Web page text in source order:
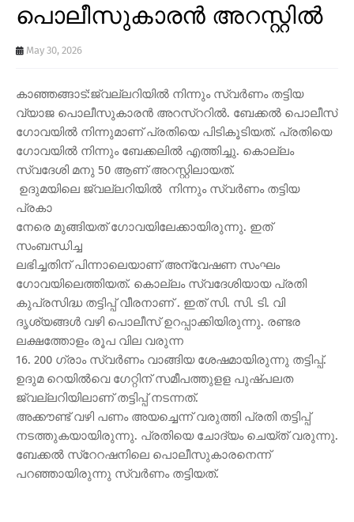
പൊലീസുകാരൻ അറസ്റ്റിൽ
May 30, 2026
കാഞ്ഞങ്ങാട്:ജ്വല്ലറിയിൽ നിന്നും സ്വർണം തട്ടിയ
വ്യാജ പൊലീസുകാരൻ അറസ്ററിൽ. ബേക്കൽ പൊലീസ്
ഗോവയിൽ നിന്നുമാണ് പ്രതിയെ പിടികൂടിയത്. പ്രതിയെ
ഗോവയിൽ നിന്നും ബേക്കലിൽ എത്തിച്ചു. കൊല്ലം
സ്വദേശി മനു 50 ആണ് അറസ്റ്റിലായത്.
ഉദുമയിലെ ജ്വല്ലറിയിൽ നിന്നും സ്വർണം തട്ടിയ
പ്രകാ
നേരെ മുങ്ങിയത് ഗോവയിലേക്കായിരുന്നു. ഇത്
സംബന്ധിച്ച
ലഭിച്ചതിന് പിന്നാലെയാണ് അന്വേഷണ സംഘം
ഗോവയിലെത്തിയത്. കൊല്ലം സ്വദേശിയായ പ്രതി
കുപ്രസിദ്ധ തട്ടിപ്പ് വീരനാണ് . ഇത് സി. സി. ടി. വി
ദൃശ്യങ്ങൾ വഴി പൊലീസ് ഉറപ്പാക്കിയിരുന്നു. രണ്ടര
ലക്ഷത്തോളം രൂപ വില വരുന്ന
16. 200 ഗ്രാം സ്വർണം വാങ്ങിയ ശേഷമായിരുന്നു തട്ടിപ്പ്.
ഉദുമ റെയിൽവെ ഗേറ്റിന് സമീപത്തുളള പുഷ്പലത
ജ്വല്ലറിയിലാണ് തട്ടിപ്പ് നടന്നത്.
അക്കൗണ്ട് വഴി പണം അയച്ചെന്ന് വരുത്തി പ്രതി തട്ടിപ്പ്
നടത്തുകയായിരുന്നു. പ്രതിയെ ചോദ്യം ചെയ്ത് വരുന്നു.
ബേക്കൽ സ്റേറഷനിലെ പൊലീസുകാരനെന്ന്
പറഞ്ഞായിരുന്നു സ്വർണം തട്ടിയത്.